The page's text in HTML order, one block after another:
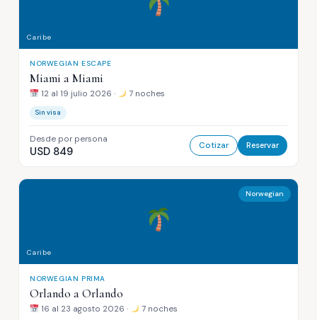
Caribe
NORWEGIAN ESCAPE
Miami a Miami
12 al 19 julio 2026 · 7 noches
Sin visa
Desde por persona
USD 849 Cotizar Reservar
Caribe
Norwegian
NORWEGIAN PRIMA
Orlando a Orlando
16 al 23 agosto 2026 · 7 noches